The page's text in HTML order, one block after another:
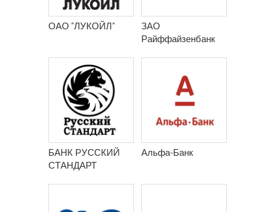
ОАО "ЛУКОЙЛ"
ЗАО
Райффайзенбанк
БАНК РУССКИЙ
СТАНДАРТ
Альфа-Банк